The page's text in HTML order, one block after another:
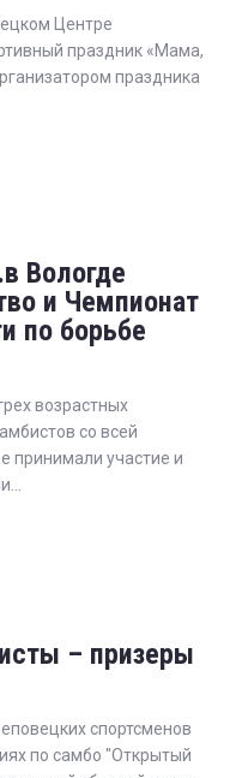
Центре
праздник «Мама,
праздника
Вологде
и Чемпионат
по борьбе
возрастных
со всей
принимали участие и
– призеры
спортсменов
по самбо "Открытый